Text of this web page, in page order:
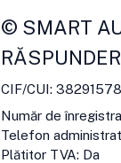
© SMART
CIF/CUI: 38291578
Număr de
Telefon
Plătitor TVA: Da